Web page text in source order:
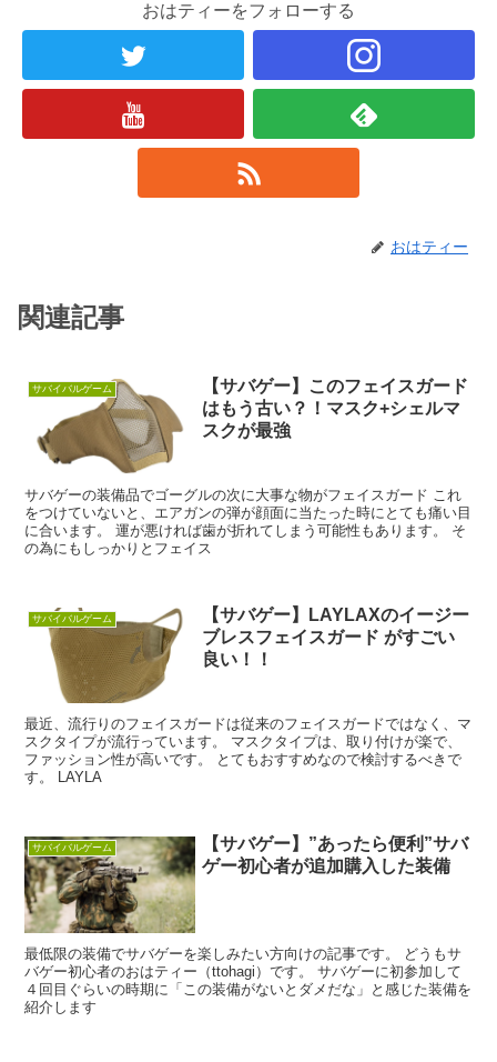
おはティーをフォローする
おはティー
関連記事
サバイバルゲーム
【サバゲー】このフェイスガード
はもう古い？！マスク+シェルマ
スクが最強
サバゲーの装備品でゴーグルの次に大事な物がフェイスガード これ
をつけていないと、エアガンの弾が顔面に当たった時にとても痛い目
に合います。 運が悪ければ歯が折れてしまう可能性もあります。 そ
の為にもしっかりとフェイス
サバイバルゲーム
【サバゲー】LAYLAXのイージー
ブレスフェイスガード がすごい
良い！！
最近、流行りのフェイスガードは従来のフェイスガードではなく、マ
スクタイプが流行っています。 マスクタイプは、取り付けが楽で、
ファッション性が高いです。 とてもおすすめなので検討するべきで
す。 LAYLA
サバイバルゲーム
【サバゲー】”あったら便利”サバ
ゲー初心者が追加購入した装備
最低限の装備でサバゲーを楽しみたい方向けの記事です。 どうもサ
バゲー初心者のおはティー（ttohagi）です。 サバゲーに初参加して
４回目ぐらいの時期に「この装備がないとダメだな」と感じた装備を
紹介します